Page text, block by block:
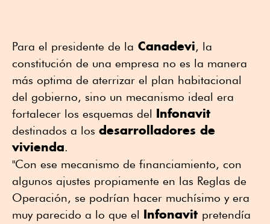
Para el presidente de la Canadevi, la
constitución de una empresa no es la manera
más optima de aterrizar el plan habitacional
del gobierno, sino un mecanismo ideal era
fortalecer los esquemas del Infonavit
destinados a los desarrolladores de
vivienda.
"Con ese mecanismo de financiamiento, con
algunos ajustes propiamente en las Reglas de
Operación, se podrían hacer muchísimo y era
muy parecido a lo que el Infonavit pretendía